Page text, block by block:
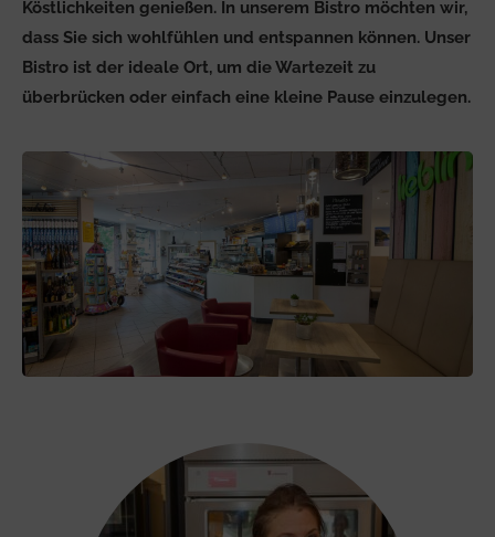
Köstlichkeiten genießen. In unserem Bistro möchten wir,
dass Sie sich wohlfühlen und entspannen können. Unser
Bistro ist der ideale Ort, um die Wartezeit zu
überbrücken oder einfach eine kleine Pause einzulegen.